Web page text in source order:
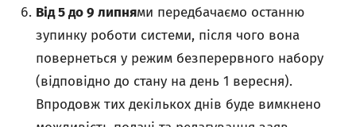
Від 5 до 9 липнями передбачаємо останню
зупинку роботи системи, після чого вона
повернеться у режим безперервного набору
(відповідно до стану на день 1 вересня).
Впродовж тих декількох днів буде вимкнено